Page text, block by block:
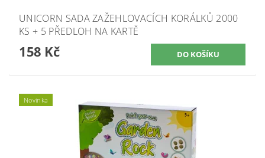
UNICORN SADA ZAŽEHLOVACÍCH KORÁLKŮ 2000
KS + 5 PŘEDLOH NA KARTĚ
158 Kč
Novinka